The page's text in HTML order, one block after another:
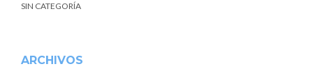
SIN CATEGORÍA
ARCHIVOS